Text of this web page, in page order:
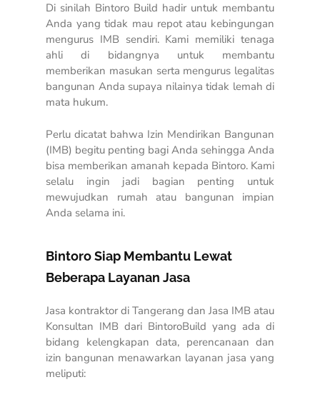
Di sinilah Bintoro Build hadir untuk membantu
Anda yang tidak mau repot atau kebingungan
mengurus IMB sendiri. Kami memiliki tenaga
ahli di bidangnya untuk membantu
memberikan masukan serta mengurus legalitas
bangunan Anda supaya nilainya tidak lemah di
mata hukum.
Perlu dicatat bahwa Izin Mendirikan Bangunan
(IMB) begitu penting bagi Anda sehingga Anda
bisa memberikan amanah kepada Bintoro. Kami
selalu ingin jadi bagian penting untuk
mewujudkan rumah atau bangunan impian
Anda selama ini.
Bintoro Siap Membantu Lewat
Beberapa Layanan Jasa
Jasa kontraktor di Tangerang dan Jasa IMB atau
Konsultan IMB dari BintoroBuild yang ada di
bidang kelengkapan data, perencanaan dan
izin bangunan menawarkan layanan jasa yang
meliputi: